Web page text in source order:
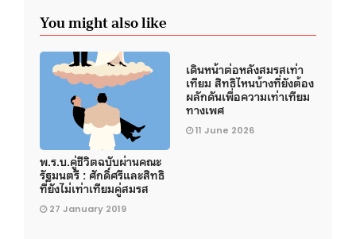
You might also like
พ.ร.บ.คู่ชีวิตฉบับผ่านคณะ
รัฐมนตรี : ศักดิ์ศรีและสิทธิ
ที่ยังไม่เท่าเทียมคู่สมรส
27 January 2019
เดินหน้าต่อหลังสมรสเท่า
เทียม สิทธิไหนบ้างที่ยังต้อง
ผลักดันเพื่อความเท่าเทียม
ทางเพศ
11 June 2026